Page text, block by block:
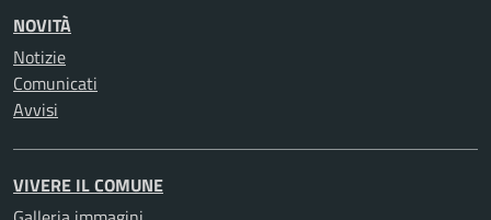
NOVITÀ
Notizie
Comunicati
Avvisi
VIVERE IL COMUNE